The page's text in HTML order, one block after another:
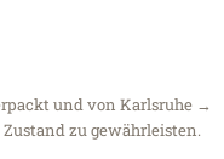
und von Karlsruhe →
zu gewährleisten.